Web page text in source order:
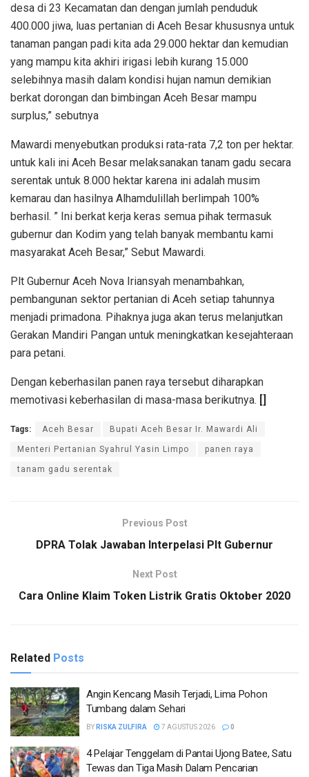
desa di 23 Kecamatan dan dengan jumlah penduduk
400.000 jiwa, luas pertanian di Aceh Besar khususnya untuk
tanaman pangan padi kita ada 29.000 hektar dan kemudian
yang mampu kita akhiri irigasi lebih kurang 15.000
selebihnya masih dalam kondisi hujan namun demikian
berkat dorongan dan bimbingan Aceh Besar mampu
surplus,” sebutnya
Mawardi menyebutkan produksi rata-rata 7,2 ton per hektar.
untuk kali ini Aceh Besar melaksanakan tanam gadu secara
serentak untuk 8.000 hektar karena ini adalah musim
kemarau dan hasilnya Alhamdulillah berlimpah 100%
berhasil. ” Ini berkat kerja keras semua pihak termasuk
gubernur dan Kodim yang telah banyak membantu kami
masyarakat Aceh Besar,” Sebut Mawardi.
Plt Gubernur Aceh Nova Iriansyah menambahkan,
pembangunan sektor pertanian di Aceh setiap tahunnya
menjadi primadona. Pihaknya juga akan terus melanjutkan
Gerakan Mandiri Pangan untuk meningkatkan kesejahteraan
para petani.
Dengan keberhasilan panen raya tersebut diharapkan
memotivasi keberhasilan di masa-masa berikutnya. []
Tags: Aceh Besar Bupati Aceh Besar Ir. Mawardi Ali
Menteri Pertanian Syahrul Yasin Limpo panen raya
tanam gadu serentak
Previous Post
DPRA Tolak Jawaban Interpelasi Plt Gubernur
Next Post
Cara Online Klaim Token Listrik Gratis Oktober 2020
Related Posts
Angin Kencang Masih Terjadi, Lima Pohon
Tumbang dalam Sehari
BY RISKA ZULFIRA 7 AGUSTUS 2026 0
4 Pelajar Tenggelam di Pantai Ujong Batee, Satu
Tewas dan Tiga Masih Dalam Pencarian